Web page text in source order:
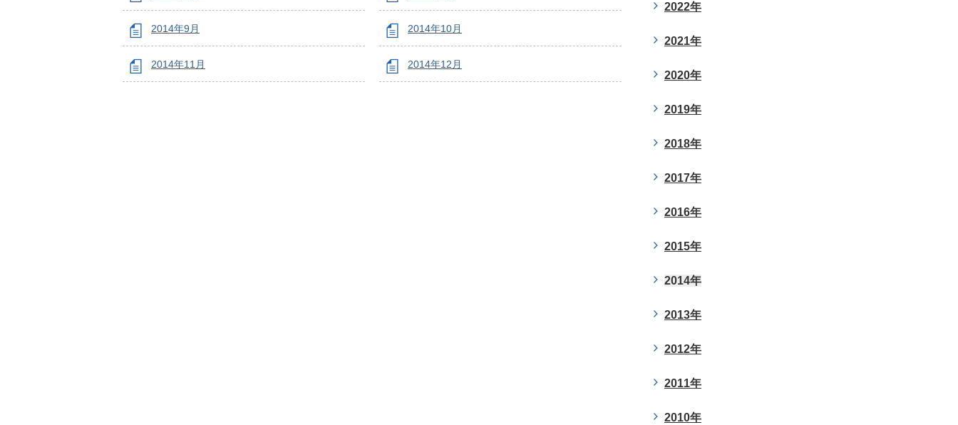
2014年9月 2014年10月
2014年11月 2014年12月
2022年
2021年
2020年
2019年
2018年
2017年
2016年
2015年
2014年
2013年
2012年
2011年
2010年